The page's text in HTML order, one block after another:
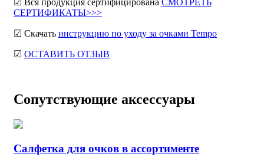
☑ Вся продукция сертифицирована СМОТРЕТЬ
СЕРТИФИКАТЫ>>>
☑ Скачать инструкцию по уходу за очками Tempo
☑ ОСТАВИТЬ ОТЗЫВ
Сопутствующие аксессуары
Салфетка для очков в ассортименте